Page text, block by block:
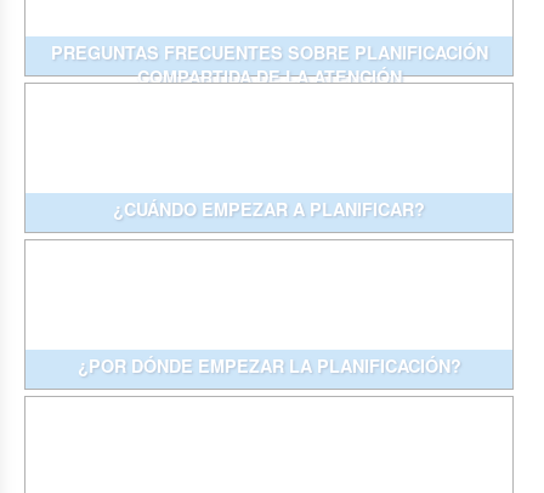
PREGUNTAS FRECUENTES SOBRE PLANIFICACIÓN
COMPARTIDA DE LA ATENCIÓN
¿CUÁNDO EMPEZAR A PLANIFICAR?
¿POR DÓNDE EMPEZAR LA PLANIFICACIÓN?